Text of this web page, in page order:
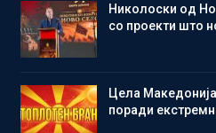
Николоски од
со проекти што
Цела
поради